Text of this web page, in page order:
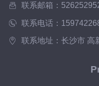
联系邮箱：
联系电话：
联系地址：长沙市 高